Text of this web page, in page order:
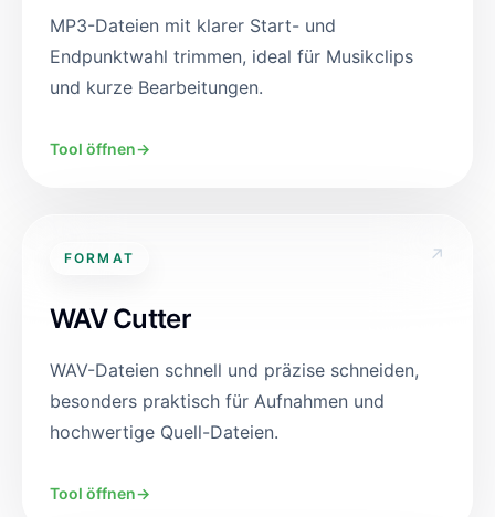
MP3-Dateien mit klarer Start- und
Endpunktwahl trimmen, ideal für Musikclips
und kurze Bearbeitungen.
Tool öffnen→
FORMAT ↗
WAV Cutter
WAV-Dateien schnell und präzise schneiden,
besonders praktisch für Aufnahmen und
hochwertige Quell-Dateien.
Tool öffnen→